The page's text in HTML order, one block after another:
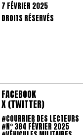
7 FÉVRIER 2025
DROITS RÉSERVÉS
FACEBOOK
X (TWITTER)
#COURRIER DES LECTEURS
#N° 384 FÉVRIER 2025